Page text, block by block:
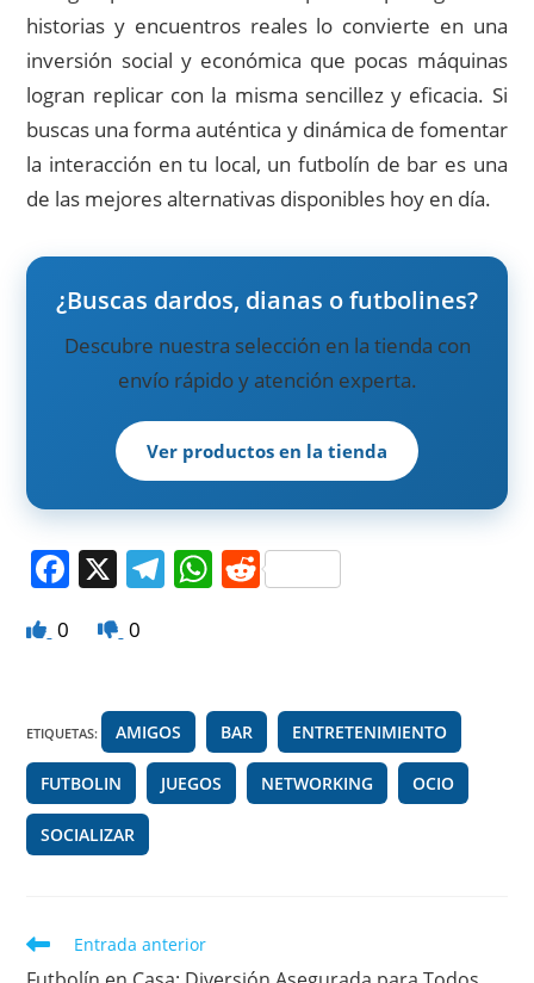
historias y encuentros reales lo convierte en una
inversión social y económica que pocas máquinas
logran replicar con la misma sencillez y eficacia. Si
buscas una forma auténtica y dinámica de fomentar
la interacción en tu local, un futbolín de bar es una
de las mejores alternativas disponibles hoy en día.
¿Buscas dardos, dianas o futbolines?
Descubre nuestra selección en la tienda con
envío rápido y atención experta.
Ver productos en la tienda
F
b
o
o
k
X T
a
m
W
A
p
p
R
t
0 0
ETIQUETAS: AMIGOS BAR ENTRETENIMIENTO
FUTBOLIN JUEGOS NETWORKING OCIO
SOCIALIZAR
Leer
Entrada anterior